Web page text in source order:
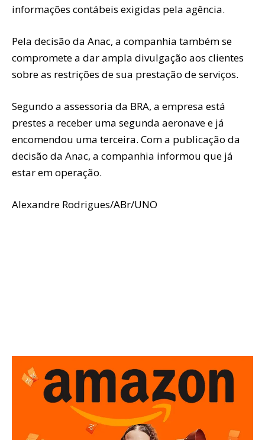
informações contábeis exigidas pela agência.
Pela decisão da Anac, a companhia também se
compromete a dar ampla divulgação aos clientes
sobre as restrições de sua prestação de serviços.
Segundo a assessoria da BRA, a empresa está
prestes a receber uma segunda aeronave e já
encomendou uma terceira. Com a publicação da
decisão da Anac, a companhia informou que já
estar em operação.
Alexandre Rodrigues/ABr/UNO